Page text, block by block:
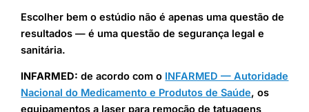
Escolher bem o estúdio não é apenas uma questão de
resultados — é uma questão de segurança legal e
sanitária.
INFARMED: de acordo com o INFARMED — Autoridade
Nacional do Medicamento e Produtos de Saúde, os
equipamentos a laser para remoção de tatuagens